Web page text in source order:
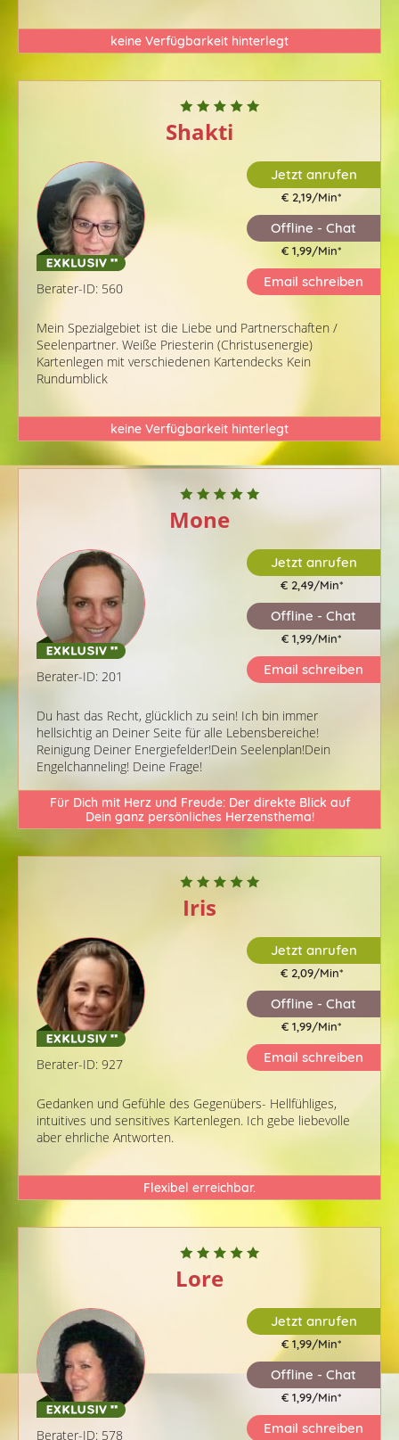
keine Verfügbarkeit hinterlegt
Shakti
Berater-ID: 560
Mein Spezialgebiet ist die Liebe und Partnerschaften /
Seelenpartner. Weiße Priesterin (Christusenergie)
Kartenlegen mit verschiedenen Kartendecks Kein
Rundumblick
Jetzt anrufen
€ 2,19/Min*
Offline - Chat
€ 1,99/Min*
Email schreiben
keine Verfügbarkeit hinterlegt
Mone
Berater-ID: 201
Du hast das Recht, glücklich zu sein! Ich bin immer
hellsichtig an Deiner Seite für alle Lebensbereiche!
Reinigung Deiner Energiefelder!Dein Seelenplan!Dein
Engelchanneling! Deine Frage!
Jetzt anrufen
€ 2,49/Min*
Offline - Chat
€ 1,99/Min*
Email schreiben
Für Dich mit Herz und Freude: Der direkte Blick auf
Dein ganz persönliches Herzensthema!
Iris
Berater-ID: 927
Gedanken und Gefühle des Gegenübers- Hellfühliges,
intuitives und sensitives Kartenlegen. Ich gebe liebevolle
aber ehrliche Antworten.
Jetzt anrufen
€ 2,09/Min*
Offline - Chat
€ 1,99/Min*
Email schreiben
Flexibel erreichbar.
Lore
Berater-ID: 578
Jetzt anrufen
€ 1,99/Min*
Offline - Chat
€ 1,99/Min*
Email schreiben